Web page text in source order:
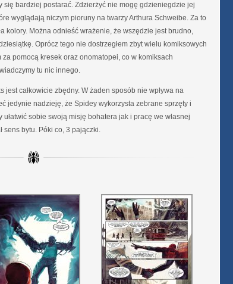
się bardziej postarać. Zdzierżyć nie mogę gdzieniegdzie jej
wyglądają niczym pioruny na twarzy Arthura Schweibe. Za to
kolory. Można odnieść wrażenie, że wszędzie jest brudno,
Oprócz tego nie dostrzegłem zbyt wielu komiksowych
pomocą kresek oraz onomatopei, co w komiksach
tu nic innego.
jest całkowicie zbędny. W żaden sposób nie wpływa na
jedynie nadzieję, że Spidey wykorzysta zebrane sprzęty i
sobie swoją misję bohatera jak i pracę we własnej
sens bytu. Póki co, 3 pajączki.